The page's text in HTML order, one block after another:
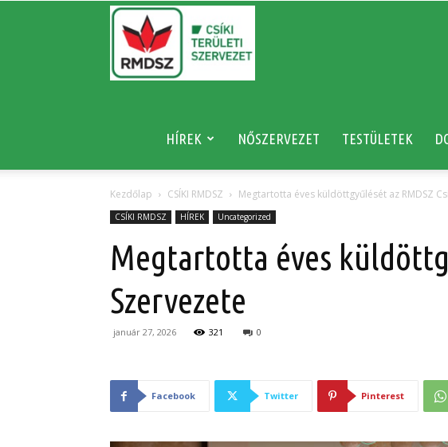
HÍREK NŐSZERVEZET TESTÜLETEK
Kezdőlap CSÍKI RMDSZ Megtartotta éves küldöttgyűlését az RMDSZ
CSÍKI RMDSZ HÍREK Uncategorized
Megtartotta éves
Szervezete
január 27, 2026 321 0
Facebook Twitter Pinterest